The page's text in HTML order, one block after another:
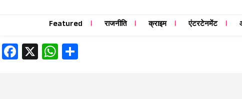
Featured राजनीति क्राइम एंटरटेनमेंट
Facebook
X WhatsApp